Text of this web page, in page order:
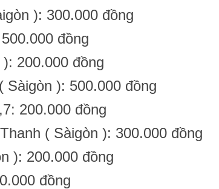
): 300.000 đồng
đồng
200.000 đồng
): 500.000 đồng
200.000 đồng
( Sàigòn ): 300.000 đồng
): 200.000 đồng
đồng